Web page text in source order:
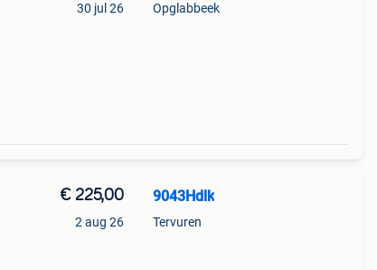
30 jul 26 Opglabbeek
€ 225,00
2 aug 26
9043Hdlk
Tervuren